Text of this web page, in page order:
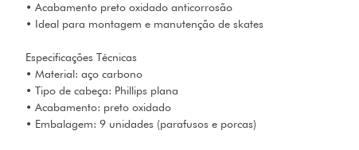
• Acabamento preto oxidado anticorrosão
• Ideal para montagem e manutenção de skates
Especificações Técnicas
• Material: aço carbono
• Tipo de cabeça: Phillips plana
• Acabamento: preto oxidado
• Embalagem: 9 unidades (parafusos e porcas)